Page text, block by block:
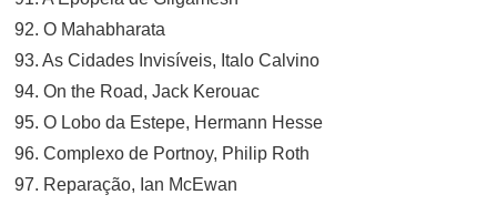
92. O Mahabharata
93. As Cidades Invisíveis, Italo Calvino
94. On the Road, Jack Kerouac
95. O Lobo da Estepe, Hermann Hesse
96. Complexo de Portnoy, Philip Roth
97. Reparação, Ian McEwan